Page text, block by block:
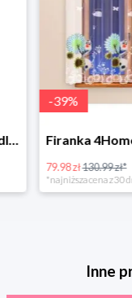
Bino Kuchnia drewniana dla dzieci Provence
-39%
79.98 zł130.99 zł*
*najniższa cena z 30
Inne